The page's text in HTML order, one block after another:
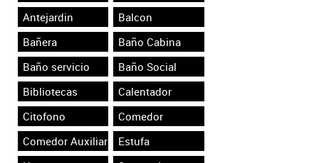
Antejardin
Balcon
Bañera
Baño Cabina
Baño servicio
Baño Social
Bibliotecas
Calentador
Citofono
Comedor
Comedor Auxiliar
Estufa